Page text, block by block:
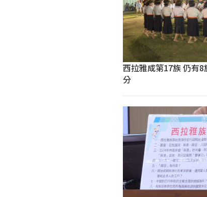
西拉雅成第17族 仍有
分